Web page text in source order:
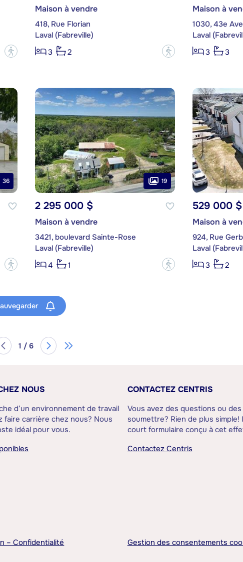
?
Maison à vendre
418, Rue Florian
Laval (Fabreville)
3
2 ?
Maison à
1030, 43e
Laval
3
3
36
?
19
2 295 000 $
Maison à vendre
3421, boulevard Sainte-Rose
Laval (Fabreville)
4
1 ?
529 000 $
Maison à
924, Rue
Laval
3
2
1 / 6
NOUS
d’un environnement de travail
faire carrière chez nous? Nous
idéal pour vous.
CONTACTEZ CENTRIS
Vous avez des questions ou
soumettre? Rien de plus simple!
court formulaire conçu à cet
Contactez Centris
– Confidentialité Gestion des consentements